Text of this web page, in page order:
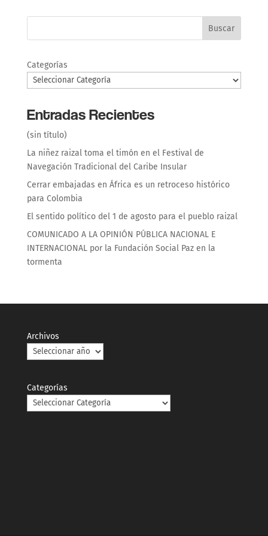
Buscar
Categorías
Entradas Recientes
(sin título)
La niñez raizal toma el timón en el Festival de
Navegación Tradicional del Caribe Insular
Cerrar embajadas en África es un retroceso histórico
para Colombia
El sentido político del 1 de agosto para el pueblo raizal
COMUNICADO A LA OPINIÓN PÚBLICA NACIONAL E
INTERNACIONAL por la Fundación Social Paz en la
tormenta
Archivos
Categorías